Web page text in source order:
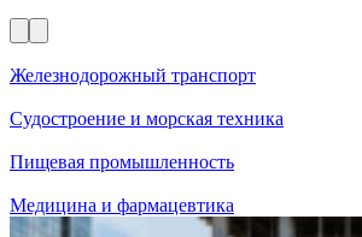
Железнодорожный транспорт
Судостроение и морская техника
Пищевая промышленность
Медицина и фармацевтика